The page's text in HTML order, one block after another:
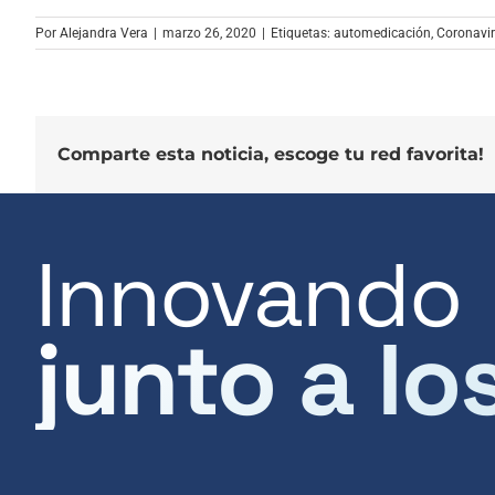
Por Alejandra Vera | marzo 26, 2020 | Etiquetas: automedicación
Comparte esta noticia, escoge tu red favorita!
Innovando
junto a